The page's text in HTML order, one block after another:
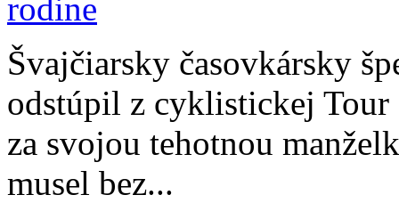
Švajčiarsky časovkársky
odstúpil z cyklistickej Tour
za svojou tehotnou
musel bez...